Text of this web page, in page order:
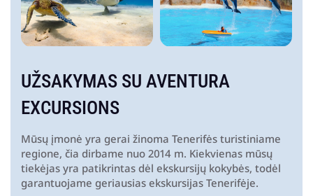
UŽSAKYMAS SU AVENTURA
EXCURSIONS
Mūsų įmonė yra gerai žinoma Tenerifės turistiniame
regione, čia dirbame nuo 2014 m. Kiekvienas mūsų
tiekėjas yra patikrintas dėl ekskursijų kokybės, todėl
garantuojame geriausias ekskursijas Tenerifėje.